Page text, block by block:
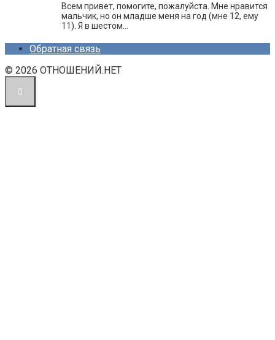
Всем привет, помогите, пожалуйста. Мне нравится
мальчик, но он младше меня на год (мне 12, ему
11). Я в шестом…
Обратная связь
© 2026 ОТНОШЕНИЙ.НЕТ